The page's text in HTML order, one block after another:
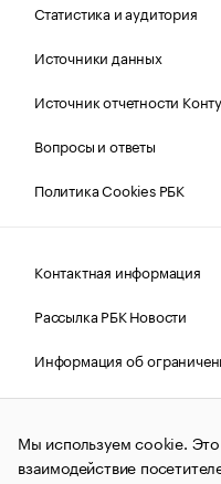
Статистика и аудитория
Источники данных
Источник отчетности
Вопросы и ответы
Политика Cookies РБК
Контактная информация
Рассылка РБК Новости
Информация об
Правовая информация
© АО
и материалы
Мы используем cookie. Это
взаимодействие